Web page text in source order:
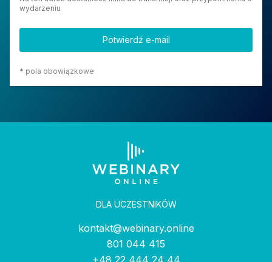
wydarzeniu
* pola obowiązkowe
DLA UCZESTNIKÓW
kontakt@webinary.online
801 044 415
+48 22 444 24 44